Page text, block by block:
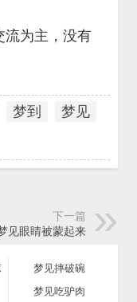
流为主，没有
梦到
梦见
下一篇
见眼睛被蒙起来
梦见摔破碗
梦见吃驴肉